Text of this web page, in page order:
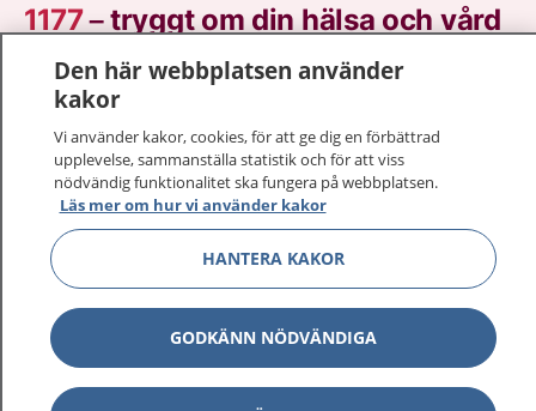
1177–tryggt om din hälsa och vård
På 1177.se får du råd om hälsa och information om
sjukdomar och vilka mottagningar du kan kontakta.
Logga in för att läsa din journal och göra dina
vårdärenden. Ring telefonnummer 1177 för
sjukvårdsrådgivning dygnet runt.
1177 ger dig råd när du vill må bättre.
Visa
Den här webbplatsen använder
kakor
Vi använder kakor, cookies, för att ge dig en förbättrad
upplevelse, sammanställa statistik och för att viss
nödvändig funktionalitet ska fungera på webbplatsen.
Läs mer om hur vi använder kakor
HANTERA KAKOR
GODKÄNN NÖDVÄNDIGA